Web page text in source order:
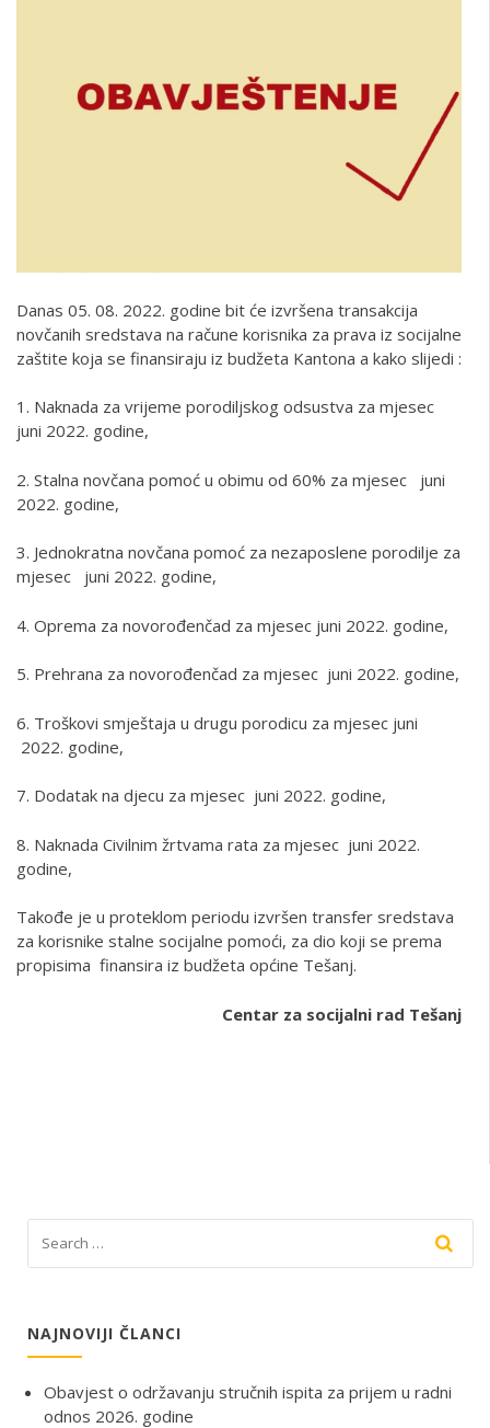
Danas 05. 08. 2022. godine bit će izvršena transakcija
novčanih sredstava na račune korisnika za prava iz socijalne
zaštite koja se finansiraju iz budžeta Kantona a kako slijedi :
1. Naknada za vrijeme porodiljskog odsustva za mjesec
juni 2022. godine,
2. Stalna novčana pomoć u obimu od 60% za mjesec juni
2022. godine,
3. Jednokratna novčana pomoć za nezaposlene porodilje za
mjesec juni 2022. godine,
4. Oprema za novorođenčad za mjesec juni 2022. godine,
5. Prehrana za novorođenčad za mjesec juni 2022. godine,
6. Troškovi smještaja u drugu porodicu za mjesec juni
2022. godine,
7. Dodatak na djecu za mjesec juni 2022. godine,
8. Naknada Civilnim žrtvama rata za mjesec juni 2022.
godine,
Takođe je u proteklom periodu izvršen transfer sredstava
za korisnike stalne socijalne pomoći, za dio koji se prema
propisima finansira iz budžeta općine Tešanj.
Centar za socijalni rad Tešanj
NAJNOVIJI ČLANCI
Obavjest o održavanju stručnih ispita za prijem u radni
odnos 2026. godine